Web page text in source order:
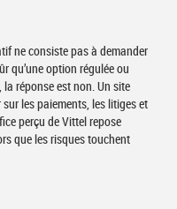
ne consiste pas à demander
qu’une option régulée ou
réponse est non. Un site
les paiements, les litiges et
perçu de Vittel repose
que les risques touchent